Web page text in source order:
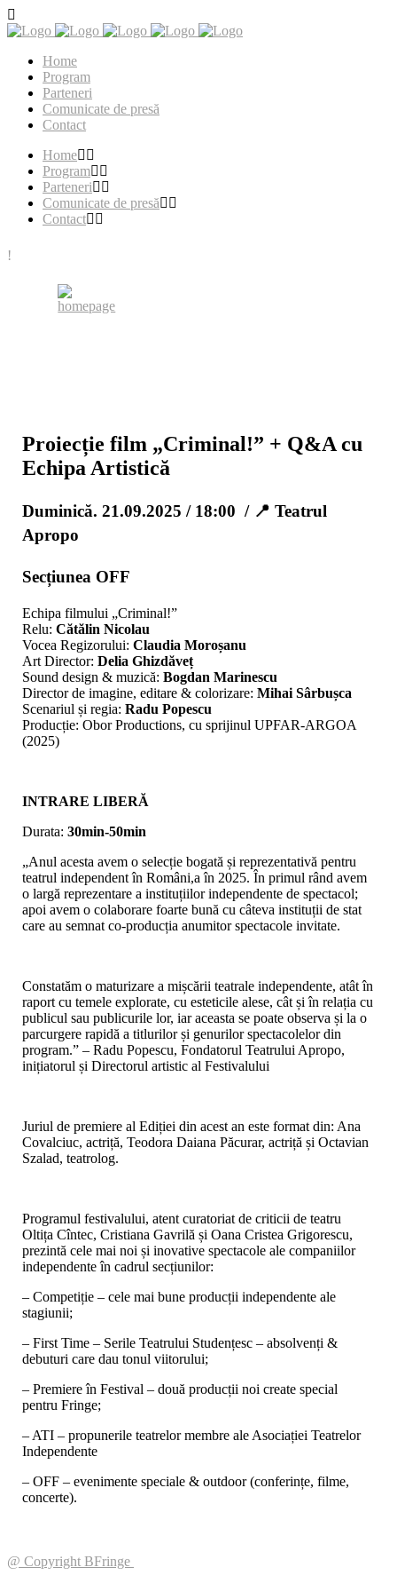
Home
Program
Parteneri
Comunicate de presă
Contact
Home
Program
Parteneri
Comunicate de presă
Contact
Proiecție film „Criminal!” + Q&A cu
Echipa Artistică
Duminică. 21.09.2025 / 18:00 / 📍 Teatrul
Apropo
Secțiunea OFF
Echipa filmului „Criminal!”
Relu:Cătălin Nicolau
Vocea Regizorului:Claudia Moroșanu
Art Director: Delia Ghizdăveț
Sound design & muzică:Bogdan Marinescu
Director de imagine, editare & colorizare:Mihai Sârbușca
Scenariul și regia:Radu Popescu
Producție: Obor Productions, cu sprijinul UPFAR-ARGOA
(2025)
INTRARE LIBERĂ
Durata:30min-50min
„Anul acesta avem o selecție bogată și reprezentativă pentru
teatrul independent în Români,a în 2025. În primul rând avem
o largă reprezentare a instituțiilor independente de spectacol;
apoi avem o colaborare foarte bună cu câteva instituții de stat
care au semnat co-producția anumitor spectacole invitate.
Constatăm o maturizare a mișcării teatrale independente, atât în
raport cu temele explorate, cu esteticile alese, cât și în relația cu
publicul sau publicurile lor, iar aceasta se poate observa și la o
parcurgere rapidă a titlurilor și genurilor spectacolelor din
program.” – Radu Popescu, Fondatorul Teatrului Apropo,
inițiatorul și Directorul artistic al Festivalului
Juriul de premiere al Ediției din acest an este format din: Ana
Covalciuc, actriță, Teodora Daiana Păcurar, actriță și Octavian
Szalad, teatrolog.
Programul festivalului, atent curatoriat de criticii de teatru
Oltița Cîntec, Cristiana Gavrilă și Oana Cristea Grigorescu,
prezintă cele mai noi și inovative spectacole ale companiilor
independente în cadrul secțiunilor:
– Competiție – cele mai bune producții independente ale
stagiunii;
– First Time – Serile Teatrului Studențesc – absolvenți &
debuturi care dau tonul viitorului;
– Premiere în Festival – două producții noi create special
pentru Fringe;
– ATI – propunerile teatrelor membre ale Asociației Teatrelor
Independente
– OFF – evenimente speciale & outdoor (conferințe, filme,
concerte).
@ Copyright BFringe